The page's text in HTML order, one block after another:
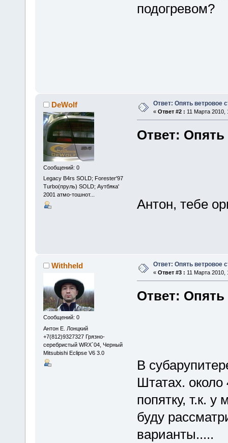
подогревом?
DeWolf
Сообщений: 0
Legacy B4rs SOLD; Forester'97
Turbo(пруль) SOLD; Аутбяка'
2001 атмо-тошнот...
Ответ: Опять ветровое
« Ответ #2 : 11 Марта 2010,
Ответ: Опять
Антон, тебе
Withheld
Сообщений: 0
Антон Е. Лонцкий
+7(812)9327327 Грязно-
серебристый WRX`04, Черный
Mitsubishi Eclipse V6 3.0
Ответ: Опять ветровое
« Ответ #3 : 11 Марта 2010,
Ответ: Опять
В
Штатах. около
попятку, т.к. у
буду
варианты.....